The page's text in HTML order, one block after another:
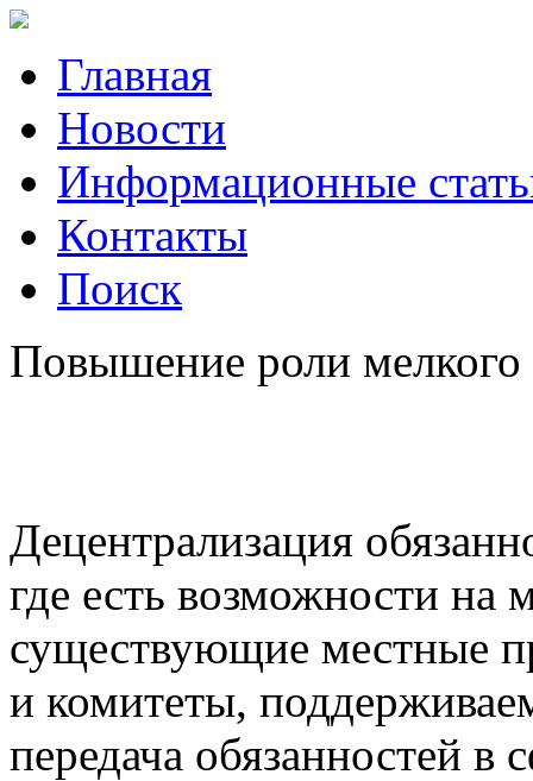
Главная
Новости
Информационные
Контакты
Поиск
Повышение роли мелкого
Децентрализация
где есть возможности на
существующие местные
и комитеты,
передача обязанностей в